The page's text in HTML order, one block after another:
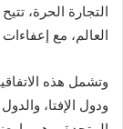
العالم، مع إعفاءات جمركية
وتشمل هذه
ودول الإفتا،